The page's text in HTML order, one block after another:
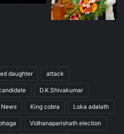
daughter attack
D.K.Shivakumar
News King cobra Loka adalath
Vidhanaparishath election